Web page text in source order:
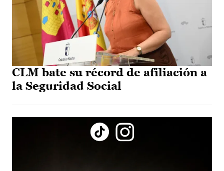
CLM bate su récord de afiliación a
la Seguridad Social